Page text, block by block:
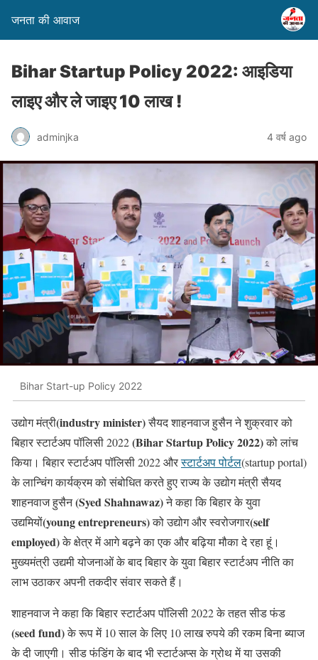
जनता की आवाज
Bihar Startup Policy 2022: आइडिया
लाइए और ले जाइए 10 लाख !
adminjka 4 वर्ष ago
Bihar Start-up Policy 2022
उद्योग मंत्री(industry minister)सैयद शाहनवाज हुसैन ने शुक्रवार को
बिहार स्टार्टअप पॉलिसी 2022(Bihar Startup Policy 2022)को लांच
किया। बिहार स्टार्टअप पॉलिसी 2022 औरस्टार्टअप पोर्टल(startup portal)
के लान्चिंग कार्यक्रम को संबोधित करते हुए राज्य के उद्योग मंत्री सैयद
शाहनवाज हुसैन(Syed Shahnawaz)ने कहा कि बिहार के युवा
उद्यमियों(young entrepreneurs)को उद्योग और स्वरोजगार(self
employed)के क्षेत्र में आगे बढ़ने का एक और बढ़िया मौका दे रहा हूं।
मुख्यमंत्री उद्यमी योजनाओं के बाद बिहार के युवा बिहार स्टार्टअप नीति का
लाभ उठाकर अपनी तकदीर संवार सकते हैं।
शाहनवाज ने कहा कि बिहार स्टार्टअप पॉलिसी 2022 के तहत सीड फंड
(seed fund)के रूप में 10 साल के लिए 10 लाख रुपये की रकम बिना ब्याज
के दी जाएगी। सीड फंडिंग के बाद भी स्टार्टअप्स के ग्रोथ में या उसकी